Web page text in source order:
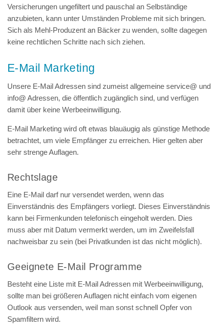
Versicherungen ungefiltert und pauschal an Selbständige
anzubieten, kann unter Umständen Probleme mit sich bringen.
Sich als Mehl-Produzent an Bäcker zu wenden, sollte dagegen
keine rechtlichen Schritte nach sich ziehen.
E-Mail Marketing
Unsere E-Mail Adressen sind zumeist allgemeine service@ und
info@ Adressen, die öffentlich zugänglich sind, und verfügen
damit über keine Werbeeinwilligung.
E-Mail Marketing wird oft etwas blauäugig als günstige Methode
betrachtet, um viele Empfänger zu erreichen. Hier gelten aber
sehr strenge Auflagen.
Rechtslage
Eine E-Mail darf nur versendet werden, wenn das
Einverständnis des Empfängers vorliegt. Dieses Einverständnis
kann bei Firmenkunden telefonisch eingeholt werden. Dies
muss aber mit Datum vermerkt werden, um im Zweifelsfall
nachweisbar zu sein (bei Privatkunden ist das nicht möglich).
Geeignete E-Mail Programme
Besteht eine Liste mit E-Mail Adressen mit Werbeeinwilligung,
sollte man bei größeren Auflagen nicht einfach vom eigenen
Outlook aus versenden, weil man sonst schnell Opfer von
Spamfiltern wird.